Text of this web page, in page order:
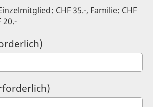
CHF 35.-, Familie: CHF
20.-